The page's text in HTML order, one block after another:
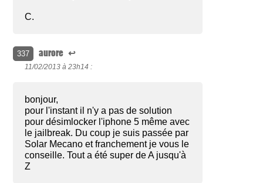
C.
337 aurore ↩
11/02/2013 à 23h14 :
bonjour,
pour l'instant il n'y a pas de solution
pour désimlocker l'iphone 5 même avec
le jailbreak. Du coup je suis passée par
Solar Mecano et franchement je vous le
conseille. Tout a été super de A jusqu'à
Z